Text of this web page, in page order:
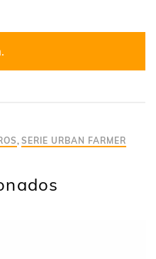
, SERIE URBAN FARMER